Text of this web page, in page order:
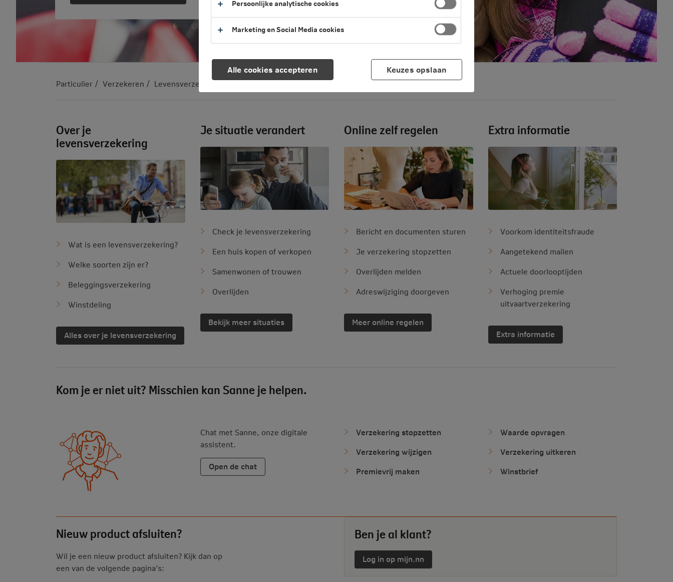
Particulier Verzekeren Levensverzekering
Over je
levensverzekering
Wat is een levensverzekering?
Welke soorten zijn er?
Beleggingsverzekering
Winstdeling
Alles over je levensverzekering
Je situatie verandert
Check je levensverzekering
Een huis kopen of verkopen
Samenwonen of trouwen
Overlijden
Bekijk meer situaties
Online zelf regelen
Bericht en documenten sturen
Je verzekering stopzetten
Overlijden melden
Adreswijziging doorgeven
Meer online regelen
Extra informatie
Voorkom identiteitsfraude
Aangetekend mailen
Actuele doorlooptijden
Verhoging premie
uitvaartverzekering
Extra informatie
Kom je er niet uit? Misschien kan Sanne je helpen.
Chat met Sanne, onze digitale
assistent.
Open de chat
Verzekering stopzetten
Verzekering wijzigen
Premievrij maken
Waarde opvragen
Verzekering uitkeren
Winstbrief
Nieuw product afsluiten?
Wil je een nieuw product afsluiten? Kijk dan op
een van de volgende pagina’s:
Ben je al klant?
Log in op mijn.nn
Alle cookies accepteren
Persoonlijke analytische cookies
Marketing en Social Media cookies
Keuzes opslaan